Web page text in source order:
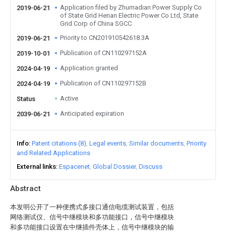
Abstract
本发明公开了一种便携式多接口通信电缆测试装置，包括
网络测试仪、信号中继模块和多功能接口，信号中继模块
和多功能接口设置在中继插件壳体上，信号中继模块的输
2019-06-21
Application filed by Zhumadian Power Supply Co
of State Grid Henan Electric Power Co Ltd, State
Grid Corp of China SGCC
2019-06-21
Priority to CN201910542618.3A
2019-10-01 Publication of CN110297152A
2024-04-19 Application granted
2024-04-19 Publication of CN110297152B
Status Active
2039-06-21 Anticipated expiration
Info Patent citations (8) Legal events Similar documents Priority
and Related Applications
External links Espacenet Global Dossier Discuss